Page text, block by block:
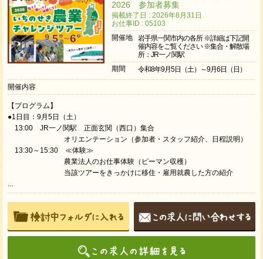
2026 参加者募集
掲載終了日 : 2026年8月31日
お仕事ID : 05103
開催地
岩手県一関市内の各所 ※詳細は下記開
催内容をご覧ください ※集合・解散場
所：JR一ノ関駅
期間
令和8年9月5日（土）～9月6日（日）
開催内容
【プログラム】
●1日目：9月5日（土）
13:00 JR一ノ関駅 正面玄関（西口）集合
オリエンテーション（参加者・スタッフ紹介、日程説明）
13:30～15:30 ≪体験≫
農業法人のお仕事体験（ピーマン収穫）
当該ツアーをきっかけに移住・雇用就農した方の紹介
...